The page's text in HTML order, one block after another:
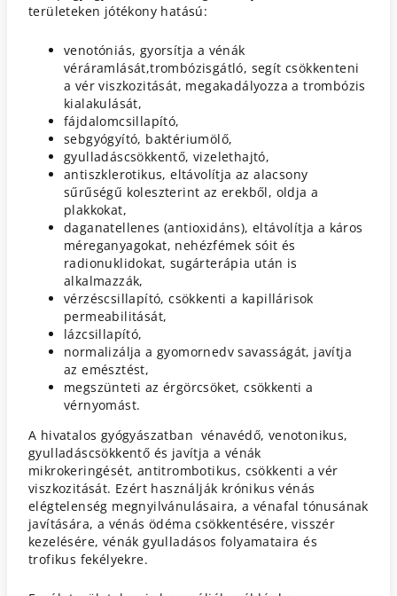
területeken jótékony hatású:
venotóniás, gyorsítja a vénák
véráramlását,trombózisgátló, segít csökkenteni
a vér viszkozitását, megakadályozza a trombózis
kialakulását,
fájdalomcsillapító,
sebgyógyító, baktériumölő,
gyulladáscsökkentő, vizelethajtó,
antiszklerotikus, eltávolítja az alacsony
sűrűségű koleszterint az erekből, oldja a
plakkokat,
daganatellenes (antioxidáns), eltávolítja a káros
méreganyagokat, nehézfémek sóit és
radionuklidokat, sugárterápia után is
alkalmazzák,
vérzéscsillapító, csökkenti a kapillárisok
permeabilitását,
lázcsillapító,
normalizálja a gyomornedv savasságát, javítja
az emésztést,
megszünteti az érgörcsöket, csökkenti a
vérnyomást.
A hivatalos gyógyászatban vénavédő, venotonikus,
gyulladáscsökkentő és javítja a vénák
mikrokeringését, antitrombotikus, csökkenti a vér
viszkozitását. Ezért használják krónikus vénás
elégtelenség megnyilvánulásaira, a vénafal tónusának
javítására, a vénás ödéma csökkentésére, visszér
kezelésére, vénák gyulladásos folyamataira és
trofikus fekélyekre.